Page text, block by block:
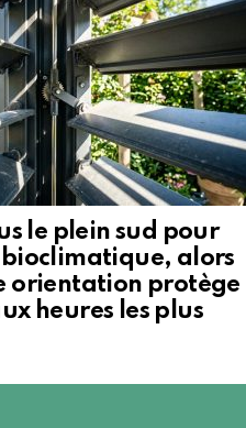
le plein sud pour
alors
orientation protège
heures les plus